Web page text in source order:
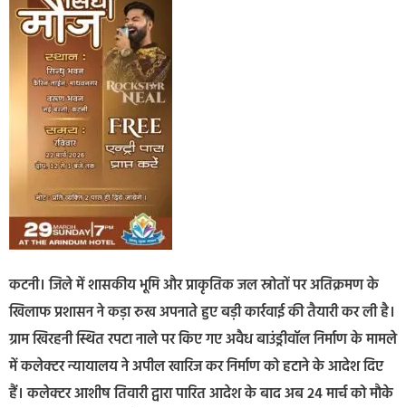
कटनी। जिले में शासकीय भूमि और प्राकृतिक जल स्रोतों पर अतिक्रमण के
खिलाफ प्रशासन ने कड़ा रुख अपनाते हुए बड़ी कार्रवाई की तैयारी कर ली है।
ग्राम खिरहनी स्थित रपटा नाले पर किए गए अवैध बाउंड्रीवॉल निर्माण के मामले
में कलेक्टर न्यायालय ने अपील खारिज कर निर्माण को हटाने के आदेश दिए
हैं। कलेक्टर आशीष तिवारी द्वारा पारित आदेश के बाद अब 24 मार्च को मौके